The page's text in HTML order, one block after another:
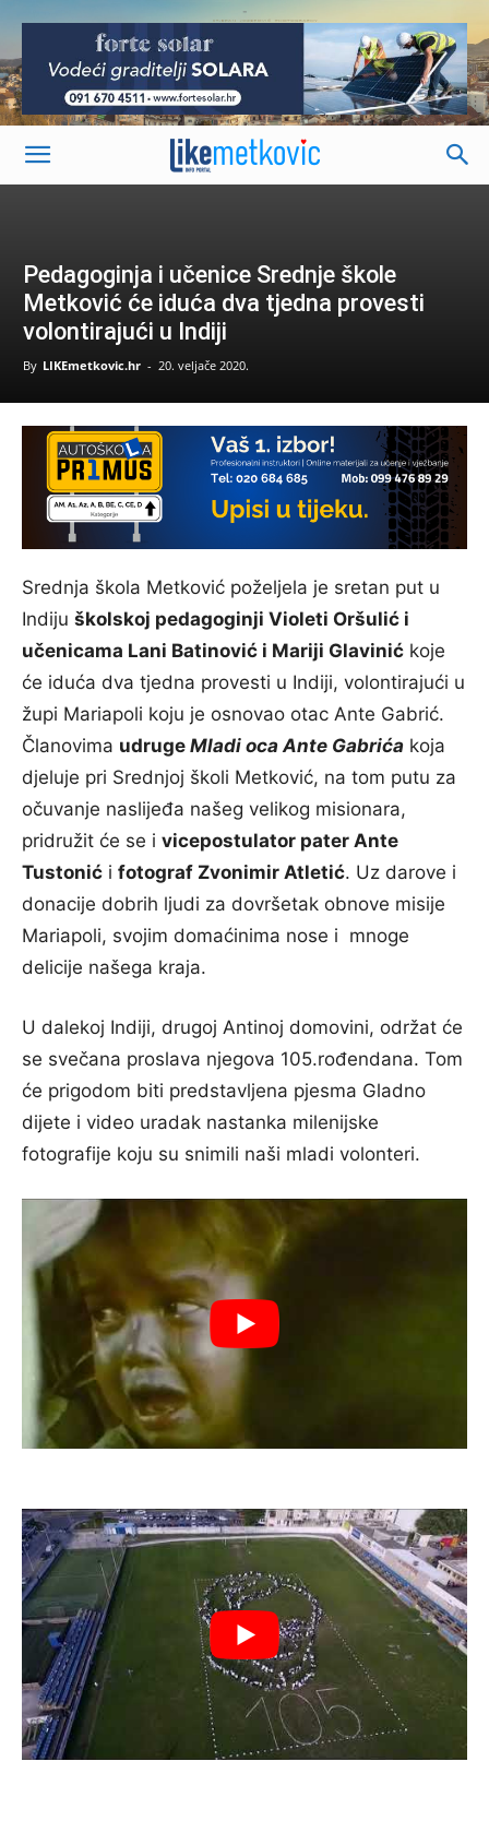
-
Pedagoginja i učenice Srednje škole
Metković će iduća dva tjedna provesti
volontirajući u Indiji
By LIKEmetkovic.hr - 20. veljače 2020.
Srednja škola Metković poželjela je sretan put u
Indiju školskoj pedagoginji Violeti Oršulić i
učenicama Lani Batinović i Mariji Glavinić koje
će iduća dva tjedna provesti u Indiji, volontirajući u
župi Mariapoli koju je osnovao otac Ante Gabrić.
Članovima udruge Mladi oca Ante Gabrića koja
djeluje pri Srednjoj školi Metković, na tom putu za
očuvanje naslijeđa našeg velikog misionara,
pridružit će se i vicepostulator pater Ante
Tustonić i fotograf Zvonimir Atletić. Uz darove i
donacije dobrih ljudi za dovršetak obnove misije
Mariapoli, svojim domaćinima nose i mnoge
delicije našega kraja.
U dalekoj Indiji, drugoj Antinoj domovini, održat će
se svečana proslava njegova 105.rođendana. Tom
će prigodom biti predstavljena pjesma Gladno
dijete i video uradak nastanka milenijske
fotografije koju su snimili naši mladi volonteri.